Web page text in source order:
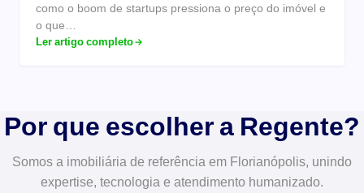
como o boom de startups pressiona o preço do imóvel e
o que…
Ler artigo completo
Por que escolher a Regente?
Somos a imobiliária de referência em Florianópolis, unindo
expertise, tecnologia e atendimento humanizado.